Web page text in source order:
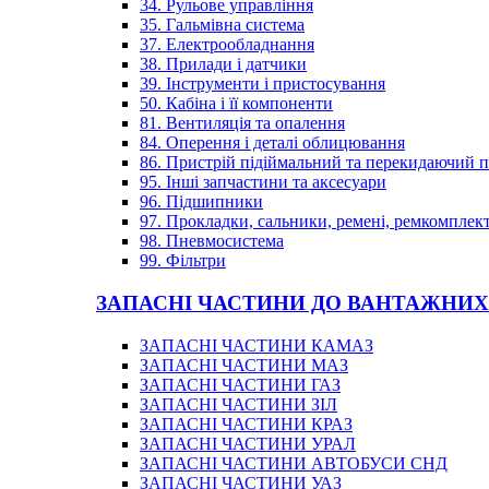
34. Рульове управління
35. Гальмівна система
37. Електрообладнання
38. Прилади і датчики
39. Інструменти і пристосування
50. Кабіна і її компоненти
81. Вентиляція та опалення
84. Оперення і деталі облицювання
86. Пристрій підіймальний та перекидаючий
95. Інші запчастини та аксесуари
96. Підшипники
97. Прокладки, сальники, ремені,
98. Пневмосистема
99. Фільтри
ЗАПАСНІ ЧАСТИНИ ДО
ЗАПАСНІ ЧАСТИНИ КАМАЗ
ЗАПАСНІ ЧАСТИНИ МАЗ
ЗАПАСНІ ЧАСТИНИ ГАЗ
ЗАПАСНІ ЧАСТИНИ ЗІЛ
ЗАПАСНІ ЧАСТИНИ КРАЗ
ЗАПАСНІ ЧАСТИНИ УРАЛ
ЗАПАСНІ ЧАСТИНИ АВТОБУСИ СНД
ЗАПАСНІ ЧАСТИНИ УАЗ